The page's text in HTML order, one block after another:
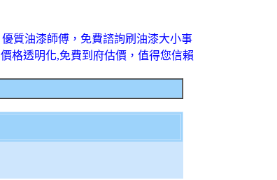
優質油漆師傅，免費諮詢刷油漆大小事
價格透明化,免費到府估價，值得您信賴